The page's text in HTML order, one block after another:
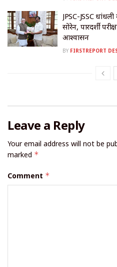
JPSC-JSSC
सोरेन, पारदर्शी
आश्वासन
BY FIRSTREPORT
Leave a Reply
Your email address will not be
marked *
Comment *